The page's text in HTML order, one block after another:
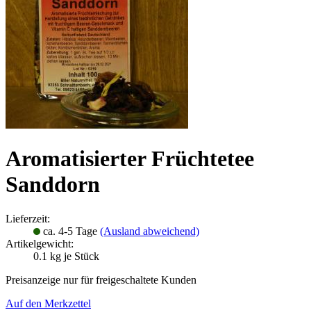
Aromatisierter Früchtetee
Sanddorn
Lieferzeit:
ca. 4-5 Tage (Ausland abweichend)
Artikelgewicht:
0.1 kg je Stück
Preisanzeige nur für freigeschaltete Kunden
Auf den Merkzettel